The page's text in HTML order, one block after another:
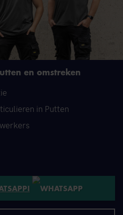
en omstreken
in Putten